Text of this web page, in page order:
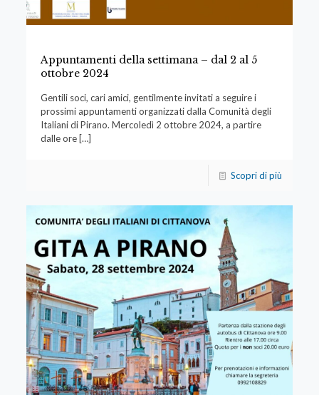
Appuntamenti della settimana – dal 2 al 5
ottobre 2024
Gentili soci, cari amici, gentilmente invitati a seguire i
prossimi appuntamenti organizzati dalla Comunità degli
Italiani di Pirano. Mercoledì 2 ottobre 2024, a partire
dalle ore[…]
Scopri di più